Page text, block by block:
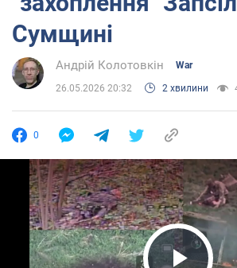
Сумщині
Андрій Колотовкін War
26.05.2026 20:32 2 хвилини
0